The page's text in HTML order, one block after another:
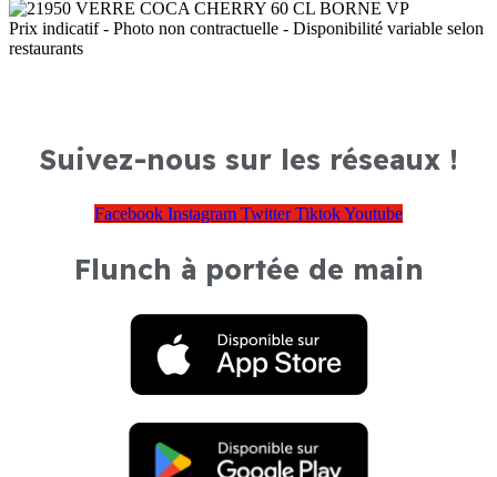
Prix indicatif - Photo non contractuelle - Disponibilité variable selon
restaurants
Suivez-nous sur les réseaux !
Facebook Instagram Twitter TiktokYoutube
Flunch à portée de main